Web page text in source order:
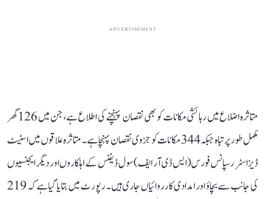
ADVERTISEMENT
متاثرہ اضلاع میں رہائشی مکانات کو بھی نقصان پہنچنے کی اطلاع ہے، جن میں 126 گھر
مکمل طور پر تباہ جبکہ 344 مکانات کو جزوی نقصان پہنچا ہے۔ متاثرہ علاقوں میں اسٹیٹ
ڈیزاسٹر رسپانس فورس (ایس ڈی آر ایف) سول ڈیفنس کے اہلکاروں اور دیگر ایجنسیوں
کی جانب سے بچاؤ اور امدادی کارروائیاں جاری ہیں۔ رپورٹ میں بتایا گیا ہے کہ 219